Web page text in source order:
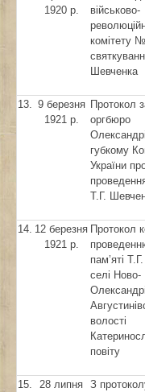
1920 р.
військово-
комітету
Шевченка
13. 9 березня
1921 р.
Протокол
оргбюро
губкому
України
Т.Г.
14. 12 березня
1921 р.
Протокол
пам’яті
селі Ново-
волості
повіту
15.
28 липня З